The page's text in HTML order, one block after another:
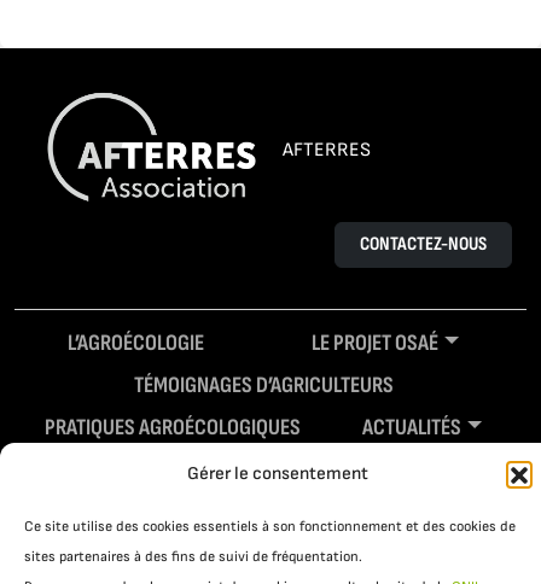
Gérer le consentement
Ce site utilise des cookies essentiels à son fonctionnement et des cookies de
sites partenaires à des fins de suivi de fréquentation.
AFTERRES
CONTACTEZ-NOUS
L’AGROÉCOLOGIE
LE PROJET OSAÉ
TÉMOIGNAGES D’AGRICULTEURS
PRATIQUES AGROÉCOLOGIQUES
ACTUALITÉS
RESSOURCES